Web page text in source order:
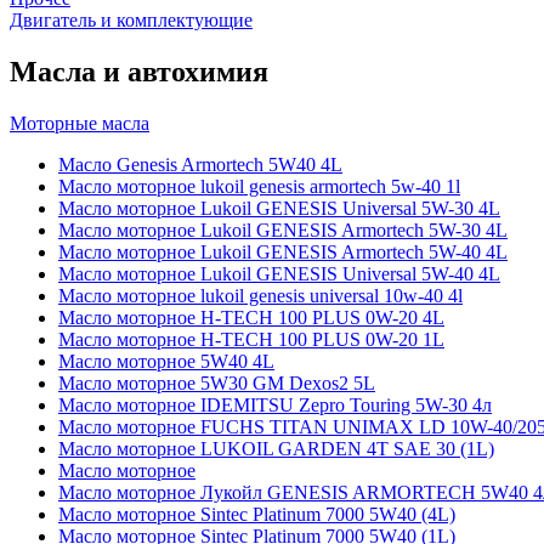
Двигатель и комплектующие
Масла и автохимия
Моторные масла
Масло Genesis Armortech 5W40 4L
Масло моторное lukoil genesis armortech 5w-40 1l
Масло моторное Lukoil GENESIS Universal 5W-30 4L
Масло моторное Lukoil GENESIS Armortech 5W-30 4L
Масло моторное Lukoil GENESIS Armortech 5W-40 4L
Масло моторное Lukoil GENESIS Universal 5W-40 4L
Масло моторное lukoil genesis universal 10w-40 4l
Масло моторное H-TECH 100 PLUS 0W-20 4L
Масло моторное H-TECH 100 PLUS 0W-20 1L
Масло моторное 5W40 4L
Масло моторное 5W30 GM Dexos2 5L
Масло моторное IDEMITSU Zepro Touring 5W-30 4л
Масло моторное FUCHS TITAN UNIMAX LD 10W-40/
Масло моторное LUKOIL GARDEN 4Т SAE 30 (1L)
Масло моторное
Масло моторное Лукойл GENESIS ARMORTECH 5W40
Масло моторное Sintec Platinum 7000 5W40 (4L)
Масло моторное Sintec Platinum 7000 5W40 (1L)